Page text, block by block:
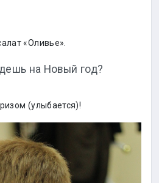
«Оливье».
на Новый год?
(улыбается)!